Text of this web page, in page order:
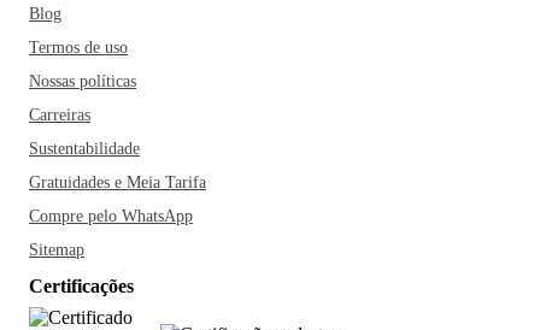
Blog
Termos de uso
Nossas políticas
Carreiras
Sustentabilidade
Gratuidades e Meia Tarifa
Compre pelo WhatsApp
Sitemap
Certificações